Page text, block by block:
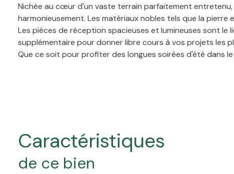
Nichée au cœur d'un vaste terrain parfaitement
harmonieusement. Les matériaux nobles tels que la
Les pièces de réception spacieuses et lumineuses sont
supplémentaire pour donner libre cours à vos projets les
Que ce soit pour profiter des longues soirées d'été dans
caractéristiques
de ce bien